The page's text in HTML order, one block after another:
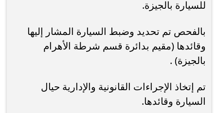
للسيارة بالجيزة.
بالفحص تم تحديد وضبط السيارة المشار إليها
وقائدها (مقيم بدائرة قسم شرطة الأهرام
بالجيزة) .
تم إتخاذ الإجراءات القانونية والإدارية حيال
السيارة وقائدها.